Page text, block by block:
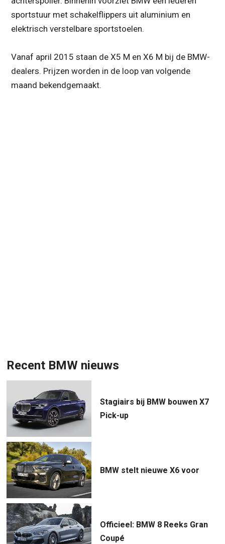
sportstuur met schakelflippers uit aluminium en
elektrisch verstelbare sportstoelen.
Vanaf april 2015 staan de X5 M en X6 M bij de BMW-
dealers. Prijzen worden in de loop van volgende
maand bekendgemaakt.
Recent BMW nieuws
Stagiairs bij BMW bouwen X7
Pick-up
BMW stelt nieuwe X6 voor
Officieel: BMW 8 Reeks Gran
Coupé